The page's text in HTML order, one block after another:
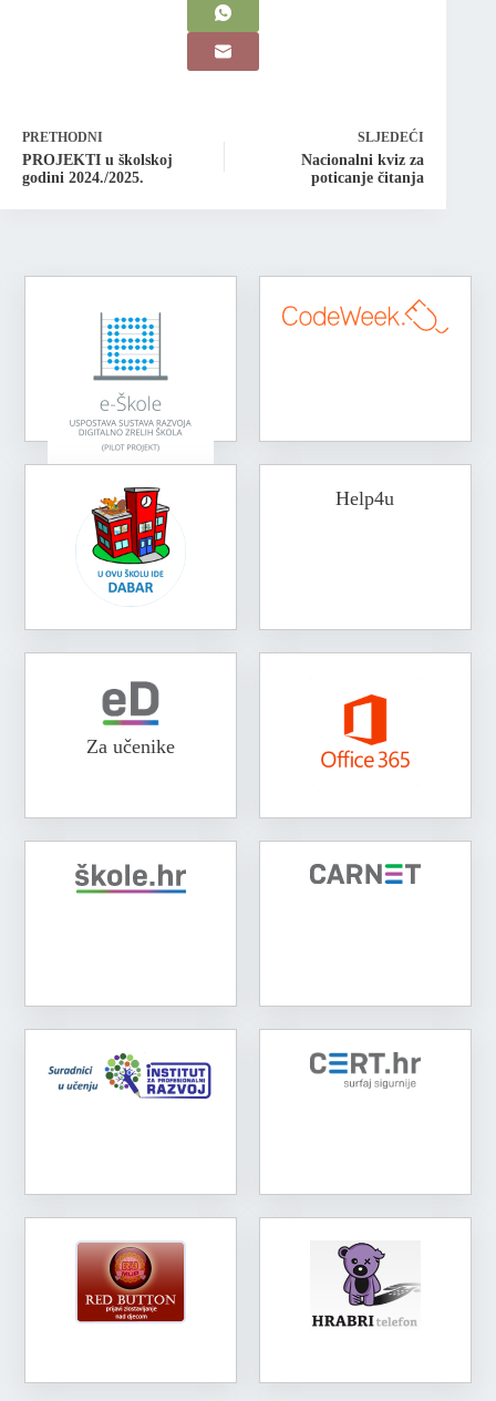
PRETHODNI
PROJEKTI u školskoj
godini 2024./2025.
SLJEDEĆI
Nacionalni kviz za
poticanje čitanja
Help4u
Za učenike